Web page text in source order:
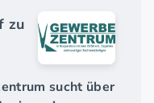
zu
sucht über